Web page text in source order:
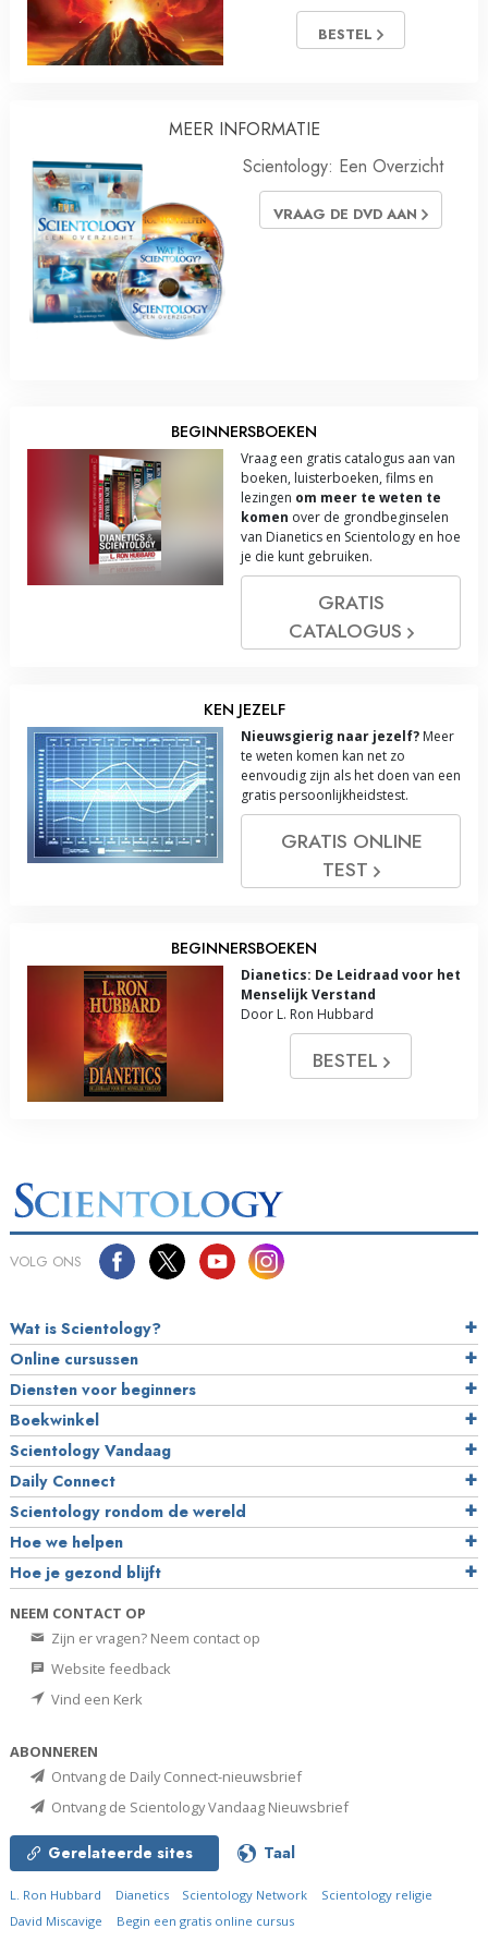
BESTEL
MEER INFORMATIE
Scientology: Een Overzicht
VRAAG DE DVD AAN
BEGINNERSBOEKEN
Vraag een gratis catalogus aan van
boeken, luisterboeken, films en
lezingen om meer te weten te
komen over de grondbeginselen
van Dianetics en Scientology en hoe
je die kunt gebruiken.
GRATIS
CATALOGUS
KEN JEZELF
Nieuwsgierig naar jezelf? Meer
te weten komen kan net zo
eenvoudig zijn als het doen van een
gratis persoonlijkheidstest.
GRATIS ONLINE
TEST
BEGINNERSBOEKEN
Dianetics: De Leidraad voor het
Menselijk Verstand
Door L. Ron Hubbard
BESTEL
VOLG ONS
Wat is Scientology?
Online cursussen
Diensten voor beginners
Boekwinkel
Scientology Vandaag
Daily Connect
Scientology rondom de wereld
Hoe we helpen
Hoe je gezond blijft
NEEM CONTACT OP
Zijn er vragen? Neem contact op
Website feedback
Vind een Kerk
ABONNEREN
Ontvang de Daily Connect-nieuwsbrief
Ontvang de Scientology Vandaag Nieuwsbrief
Gerelateerde sites Taal
L. Ron Hubbard Dianetics Scientology Network
Scientology religie
David Miscavige
Begin een gratis online cursus